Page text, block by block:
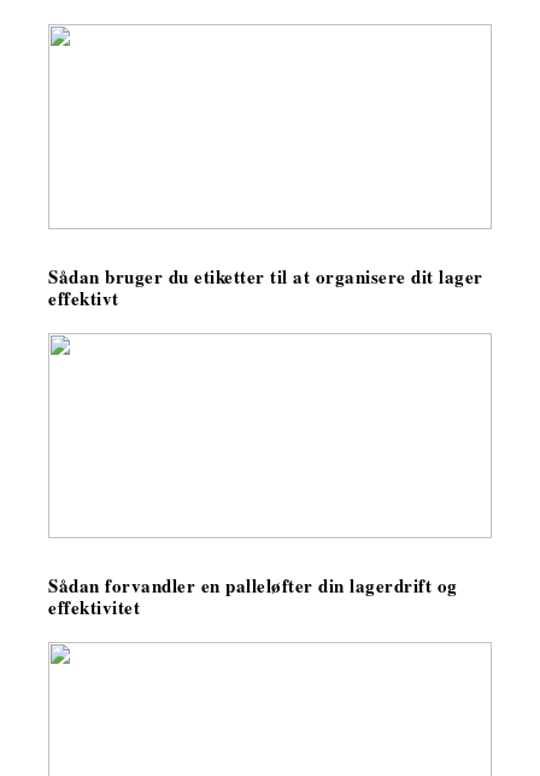
Sådan bruger du etiketter til at organisere dit lager
effektivt
Sådan forvandler en palleløfter din lagerdrift og
effektivitet